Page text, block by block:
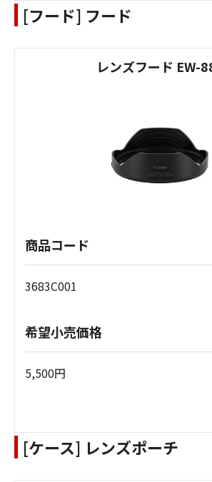
[フード] フード
レンズフード EW-
商品コード
3683C001
希望小売価格
5,500円
[ケース] レンズポーチ